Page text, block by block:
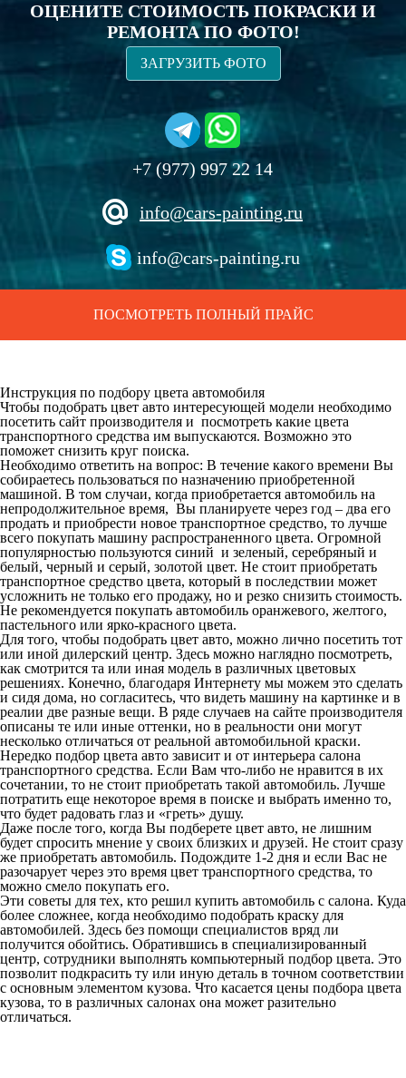
ОЦЕНИТЕ СТОИМОСТЬ ПОКРАСКИ И
РЕМОНТА ПО ФОТО!
ЗАГРУЗИТЬ ФОТО
+7 (977) 997 22 14
info@cars-painting.ru
info@cars-painting.ru
ПОСМОТРЕТЬ ПОЛНЫЙ ПРАЙС
Инструкция по подбору цвета автомобиля
Чтобы подобрать цвет авто интересующей модели необходимо
посетить сайт производителя и посмотреть какие цвета
транспортного средства им выпускаются. Возможно это
поможет снизить круг поиска.
Необходимо ответить на вопрос: В течение какого времени Вы
собираетесь пользоваться по назначению приобретенной
машиной. В том случаи, когда приобретается автомобиль на
непродолжительное время, Вы планируете через год – два его
продать и приобрести новое транспортное средство, то лучше
всего покупать машину распространенного цвета. Огромной
популярностью пользуются синий и зеленый, серебряный и
белый, черный и серый, золотой цвет. Не стоит приобретать
транспортное средство цвета, который в последствии может
усложнить не только его продажу, но и резко снизить стоимость.
Не рекомендуется покупать автомобиль оранжевого, желтого,
пастельного или ярко-красного цвета.
Для того, чтобы подобрать цвет авто, можно лично посетить тот
или иной дилерский центр. Здесь можно наглядно посмотреть,
как смотрится та или иная модель в различных цветовых
решениях. Конечно, благодаря Интернету мы можем это сделать
и сидя дома, но согласитесь, что видеть машину на картинке и в
реалии две разные вещи. В ряде случаев на сайте производителя
описаны те или иные оттенки, но в реальности они могут
несколько отличаться от реальной автомобильной краски.
Нередко подбор цвета авто зависит и от интерьера салона
транспортного средства. Если Вам что-либо не нравится в их
сочетании, то не стоит приобретать такой автомобиль. Лучше
потратить еще некоторое время в поиске и выбрать именно то,
что будет радовать глаз и «греть» душу.
Даже после того, когда Вы подберете цвет авто, не лишним
будет спросить мнение у своих близких и друзей. Не стоит сразу
же приобретать автомобиль. Подождите 1-2 дня и если Вас не
разочарует через это время цвет транспортного средства, то
можно смело покупать его.
Эти советы для тех, кто решил купить автомобиль с салона. Куда
более сложнее, когда необходимо подобрать краску для
автомобилей. Здесь без помощи специалистов вряд ли
получится обойтись. Обратившись в специализированный
центр, сотрудники выполнять компьютерный подбор цвета. Это
позволит подкрасить ту или иную деталь в точном соответствии
с основным элементом кузова. Что касается цены подбора цвета
кузова, то в различных салонах она может разительно
отличаться.